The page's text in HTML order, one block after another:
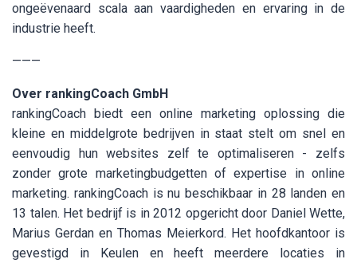
ongeëvenaard scala aan vaardigheden en ervaring in de
industrie heeft.
———
Over rankingCoach GmbH
rankingCoach biedt een online marketing oplossing die
kleine en middelgrote bedrijven in staat stelt om snel en
eenvoudig hun websites zelf te optimaliseren - zelfs
zonder grote marketingbudgetten of expertise in online
marketing. rankingCoach is nu beschikbaar in 28 landen en
13 talen. Het bedrijf is in 2012 opgericht door Daniel Wette,
Marius Gerdan en Thomas Meierkord. Het hoofdkantoor is
gevestigd in Keulen en heeft meerdere locaties in